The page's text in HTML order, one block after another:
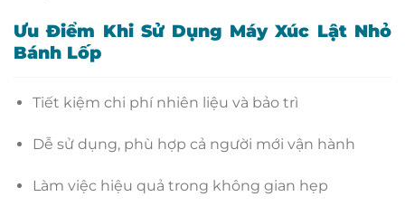
Ưu Điểm Khi Sử Dụng Máy Xúc Lật Nhỏ
Bánh Lốp
Tiết kiệm chi phí nhiên liệu và bảo trì
Dễ sử dụng, phù hợp cả người mới vận hành
Làm việc hiệu quả trong không gian hẹp